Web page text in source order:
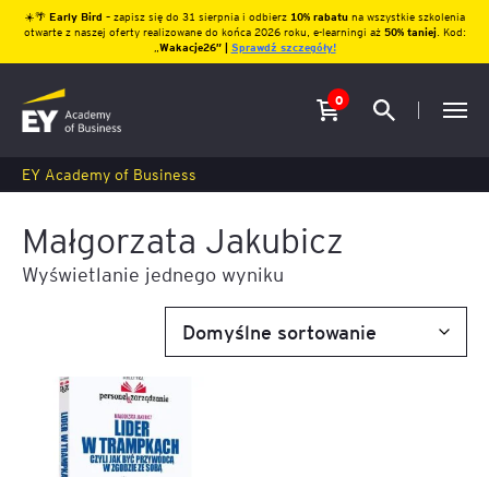
☀️🌴 Early Bird – zapisz się do 31 sierpnia i odbierz10% rabatu na wszystkie szkolenia
otwarte z naszej oferty realizowane do końca 2026 roku, e-learningi aż 50% taniej. Kod:
Wakacje26″ | Sprawdź szczegóły!
0
EY Academy of Business
Małgorzata Jakubicz
Wyświetlanie jednego wyniku